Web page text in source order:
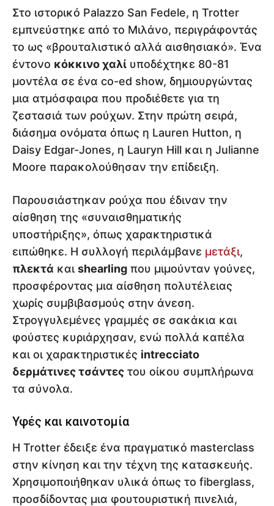
Στο ιστορικό Palazzo San Fedele, η Trotter
εμπνεύστηκε από το Μιλάνο, περιγράφοντάς
το ως «βρουταλιστικό αλλά αισθησιακό». Ένα
έντονο κόκκινο χαλί υποδέχτηκε 80-81
μοντέλα σε ένα co-ed show, δημιουργώντας
μια ατμόσφαιρα που προδιέθετε για τη
ζεστασιά των ρούχων. Στην πρώτη σειρά,
διάσημα ονόματα όπως η Lauren Hutton, η
Daisy Edgar-Jones, η Lauryn Hill και η Julianne
Moore παρακολούθησαν την επίδειξη.
Παρουσιάστηκαν ρούχα που έδιναν την
αίσθηση της «συναισθηματικής
υποστήριξης», όπως χαρακτηριστικά
ειπώθηκε. Η συλλογή περιλάμβανε μετάξι,
πλεκτά και shearling που μιμούνταν γούνες,
προσφέροντας μια αίσθηση πολυτέλειας
χωρίς συμβιβασμούς στην άνεση.
Στρογγυλεμένες γραμμές σε σακάκια και
φούστες κυριάρχησαν, ενώ πολλά καπέλα
και οι χαρακτηριστικές intrecciato
δερμάτινες τσάντες του οίκου συμπλήρωνα
τα σύνολα.
Υφές και καινοτομία
Η Trotter έδειξε ένα πραγματικό masterclass
στην κίνηση και την τέχνη της κατασκευής.
Χρησιμοποιήθηκαν υλικά όπως το fiberglass,
προσδίδοντας μια φουτουριστική πινελιά,